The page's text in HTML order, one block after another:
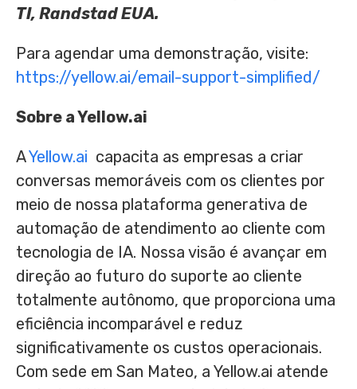
TI, Randstad EUA.
Para agendar uma demonstração, visite:
https://yellow.ai/email-support-simplified/
Sobre a Yellow.ai
AYellow.ai capacita as empresas a criar
conversas memoráveis com os clientes por
meio de nossa plataforma generativa de
automação de atendimento ao cliente com
tecnologia de IA. Nossa visão é avançar em
direção ao futuro do suporte ao cliente
totalmente autônomo, que proporciona uma
eficiência incomparável e reduz
significativamente os custos operacionais.
Com sede em San Mateo, a Yellow.ai atende